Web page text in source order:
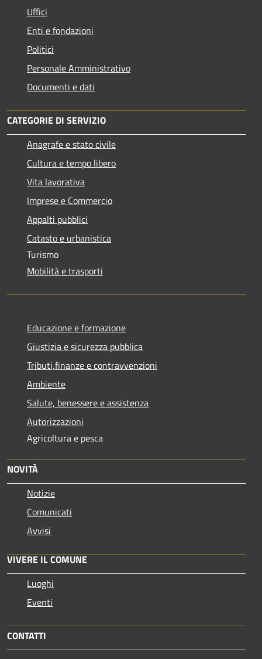
Uffici
Enti e fondazioni
Politici
Personale Amministrativo
Documenti e dati
CATEGORIE DI SERVIZIO
Anagrafe e stato civile
Cultura e tempo libero
Vita lavorativa
Imprese e Commercio
Appalti pubblici
Catasto e urbanistica
Turismo
Mobilità e trasporti
Educazione e formazione
Giustizia e sicurezza pubblica
Tributi,finanze e contravvenzioni
Ambiente
Salute, benessere e assistenza
Autorizzazioni
Agricoltura e pesca
NOVITÀ
Notizie
Comunicati
Avvisi
VIVERE IL COMUNE
Luoghi
Eventi
CONTATTI